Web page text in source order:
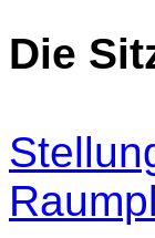
Die